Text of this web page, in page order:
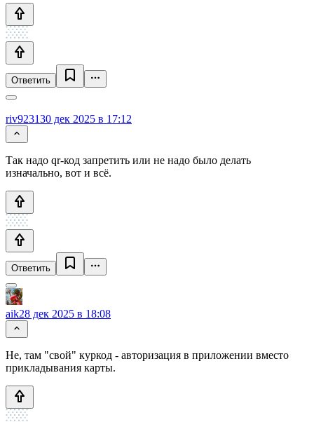
Ответить
riv923130 дек 2025 в 17:12
Так надо qr-код запретить или не надо было делать
изначально, вот и всё.
Ответить
aik28 дек 2025 в 18:08
Не, там "свой" куркод - авторизация в приложении вместо
прикладывания карты.